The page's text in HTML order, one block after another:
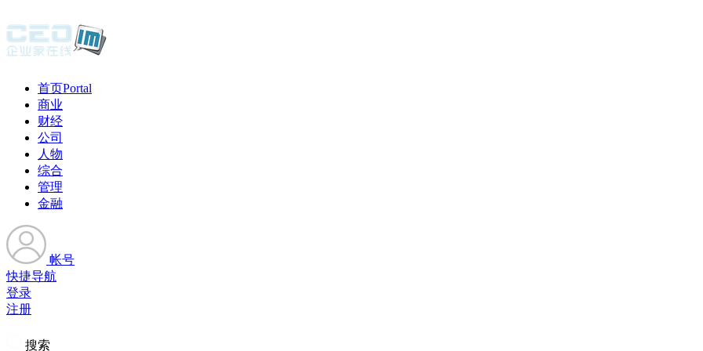
首页Portal
商业
财经
公司
人物
综合
管理
金融
帐号
快捷导航
登录
注册
搜索